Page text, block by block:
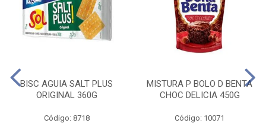
BISC AGUIA SALT PLUS
ORIGINAL 360G
Código: 8718
MISTURA P BOLO D BENTA
CHOC DELICIA 450G
Código: 10071